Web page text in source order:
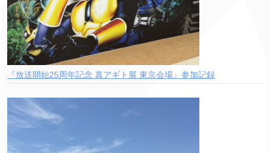
『放送開始25周年記念 真アギト展 東京会場』参加記録